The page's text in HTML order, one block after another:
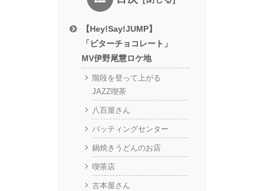
【Hey!Say!JUMP】
「ビターチョコレート」
MV伊野尾慧ロケ地
階段を登って上がる
JAZZ喫茶
八百屋さん
バッティングセンター
鍋焼きうどんのお店
喫茶店
古本屋さん